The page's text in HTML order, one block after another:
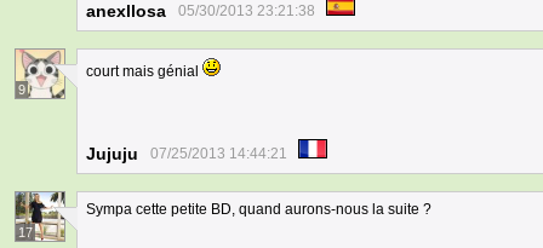
anexllosa 05/30/2013 23:21:38
9
court mais génial
Jujuju 07/25/2013 14:44:21
17
Sympa cette petite BD, quand aurons-nous la suite ?